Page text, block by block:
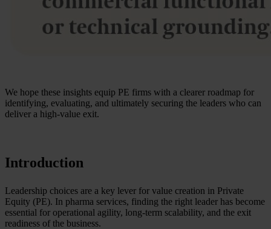
We hope these insights equip PE firms with a clearer roadmap for
identifying, evaluating, and ultimately securing the leaders who can
deliver a high-value exit.
Introduction
Leadership choices are a key lever for value creation in Private
Equity (PE). In pharma services, finding the right leader has become
essential for operational agility, long-term scalability, and the exit
readiness of the business.